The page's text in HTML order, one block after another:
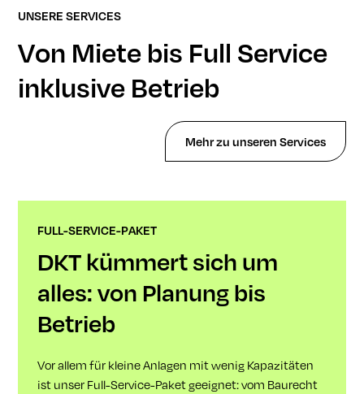
UNSERE SERVICES
Von Miete bis Full Service
inklusive Betrieb
Mehr zu unseren Services
FULL-SERVICE-PAKET
DKT kümmert sich um
alles: von Planung bis
Betrieb
Vor allem für kleine Anlagen mit wenig Kapazitäten
ist unser Full-Service-Paket geeignet: vom Baurecht